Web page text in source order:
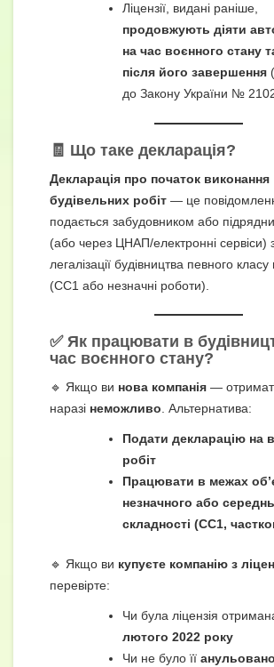
Ліцензії, видані раніше,
продовжують діяти
на час воєнного стану
після його завершення
до Закону України №
🧾 Що таке декларація?
Декларація про початок виконання
будівельних робіт — це
подається забудовником або
(або через ЦНАП/електронні сервіси)
легалізації будівництва певного класу
(СС1 або незначні роботи).
✅ Як працювати в
час воєнного стану?
🔹 Якщо ви нова компанія —
наразі неможливо . Альтернатива:
Подати декларацію на
робіт
Працювати в межах
незначного або
складності (СС1,
🔹 Якщо ви купуєте компанію з
перевірте:
Чи була ліцензія
лютого 2022 року
Чи не було її анульовано